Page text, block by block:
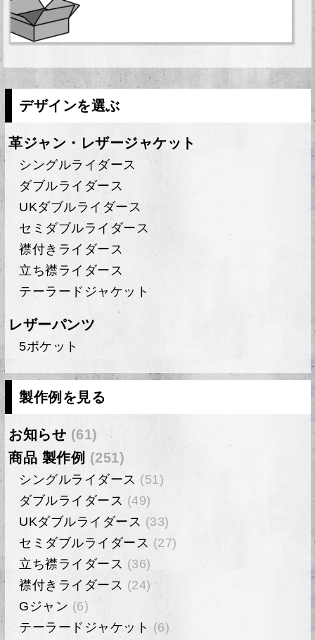
デザインを選ぶ
革ジャン・レザージャケット
シングルライダース
ダブルライダース
UKダブルライダース
セミダブルライダース
襟付きライダース
立ち襟ライダース
テーラードジャケット
レザーパンツ
5ポケット
製作例を見る
お知らせ (61)
商品 製作例 (251)
シングルライダース (51)
ダブルライダース (49)
UKダブルライダース (33)
セミダブルライダース (27)
立ち襟ライダース (36)
襟付きライダース (24)
Gジャン (6)
テーラードジャケット (6)